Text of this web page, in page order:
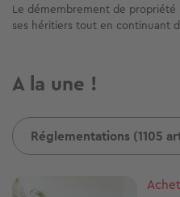
Le démembrement de
ses héritiers tout en continuant
A la une !
Réglementations (1105
Image